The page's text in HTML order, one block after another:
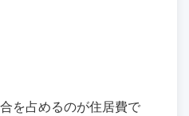
を占めるのが住居費で